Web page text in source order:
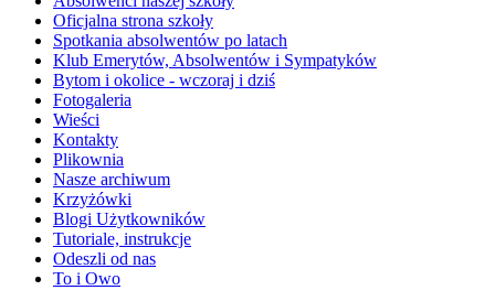
Oficjalna strona szkoły
Spotkania absolwentów po latach
Klub Emerytów, Absolwentów i Sympatyków
Bytom i okolice - wczoraj i dziś
Fotogaleria
Wieści
Kontakty
Plikownia
Nasze archiwum
Krzyżówki
Blogi Użytkowników
Tutoriale, instrukcje
Odeszli od nas
To i Owo